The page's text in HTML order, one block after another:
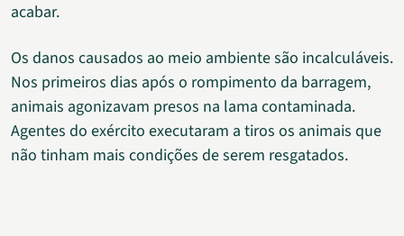
acabar.
Os danos causados ao meio ambiente são incalculáveis.
Nos primeiros dias após o rompimento da barragem,
animais agonizavam presos na lama contaminada.
Agentes do exército executaram a tiros os animais que
não tinham mais condições de serem resgatados.